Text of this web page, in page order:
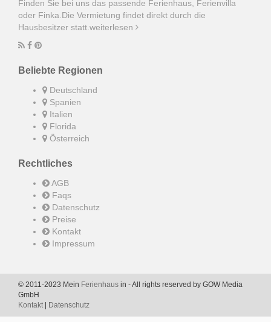
Finden Sie bei uns das passende Ferienhaus, Ferienvilla
oder Finka.Die Vermietung findet direkt durch die
Hausbesitzer statt.weiterlesen
Beliebte Regionen
Deutschland
Spanien
Italien
Florida
Österreich
Rechtliches
AGB
Faqs
Datenschutz
Preise
Kontakt
Impressum
© 2011-2023 Mein Ferienhaus in - All rights reserved by GOW Media
GmbH
Kontakt| Datenschutz